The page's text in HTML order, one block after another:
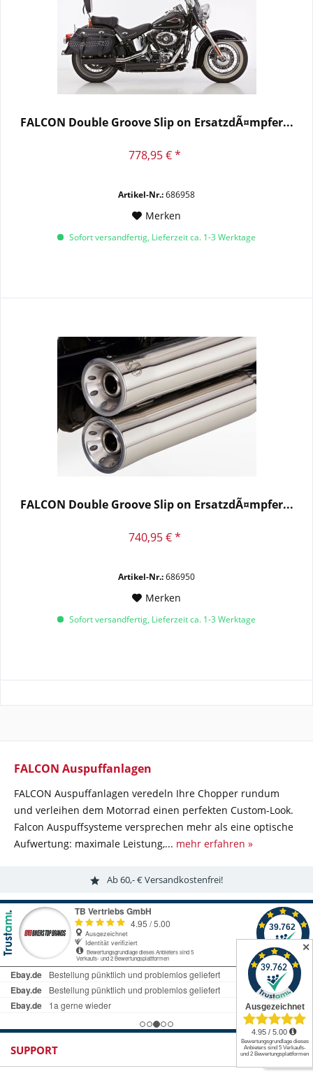
FALCON Double Groove Slip on ErsatzdÃ¤mpfer...
778,95 € *
Artikel-Nr.:686958
Merken
Sofort versandfertig, Lieferzeit ca. 1-3 Werktage
FALCON Double Groove Slip on ErsatzdÃ¤mpfer...
740,95 € *
Artikel-Nr.:686950
Merken
Sofort versandfertig, Lieferzeit ca. 1-3 Werktage
FALCON Auspuffanlagen
FALCON Auspuffanlagen veredeln Ihre Chopper rundum
und verleihen dem Motorrad einen perfekten Custom-Look.
Falcon Auspuffsysteme versprechen mehr als eine optische
Aufwertung: maximale Leistung,... mehr erfahren »
✕
Ab 60,- € Versandkostenfrei!
SUPPORT